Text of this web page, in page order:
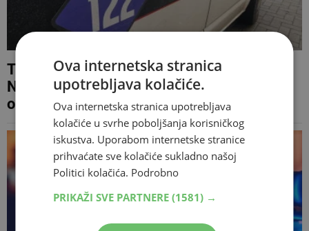
Teška prometna nesreća na putu prema
Neumu: Ima ozlijeđenih, promet potpuno
obustavljen
Ova internetska stranica
upotrebljava kolačiće.
Ova internetska stranica upotrebljava
kolačiće u svrhe poboljšanja korisničkog
iskustva. Uporabom internetske stranice
prihvaćate sve kolačiće sukladno našoj
Politici kolačića. Podrobno
PRIKAŽI SVE PARTNERE (1581) →